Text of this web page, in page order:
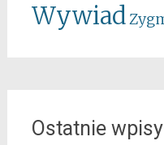
Wywiad
Ostatnie wpisy